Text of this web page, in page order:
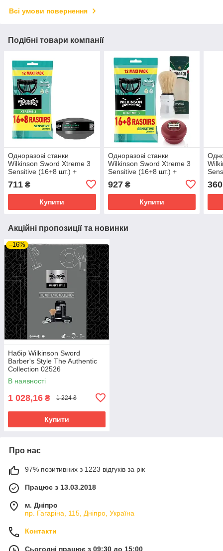
Всі умови повернення
Подібні товари компанії
Одноразові станки
Wilkinson Sword Xtreme 3
Sensitive (16+8 шт.) +
Wilkinson Sword для
чутливої шкіри 125 г
711 ₴
Купити
Одноразові станки
Wilkinson Sword Xtreme 3
Sensitive (16+8 шт.) +
Proraso помазок + Мило
для жорсткої щетини 150
мл
927₴
Купити
360
Акційні пропозиції та новинки
–16%
Набір Wilkinson Sword
Barber's Style The Authentic
Collection 02526
В наявності
1 028,16 ₴ 1 224 ₴
Купити
Про нас
97% позитивних з 1223 відгуків за рік
Працює з 13.03.2018
м. Дніпро
пр. Гагаріна, 115, Дніпро, Україна
Контакти
Сьогодні працює з 09:30 до 15:00